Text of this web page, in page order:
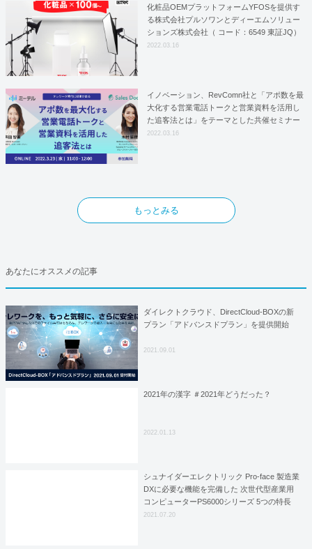
化粧品OEMプラットフォームYFOSを提供す
る株式会社プルソワンとディーエムソリュー
ションズ株式会社（ コード：6549 東証JQ）
はYFOSにおけるロジスティクスパートナー
2022.03.16
イノベーション、RevComn社と「アポ数を最
大化する営業電話トークと営業資料を活用し
た追客法とは」をテーマとした共催セミナー
を開催！
2022.03.16
もっとみる
あなたにオススメの記事
ダイレクトクラウド、DirectCloud-BOXの新
プラン「アドバンスドプラン」を提供開始
2021.09.01
2021年の漢字 ＃2021年どうだった？
2022.01.13
シュナイダーエレクトリック Pro-face 製造業
DXに必要な機能を完備した 次世代型産業用
コンピューターPS6000シリーズ 5つの特長
【前編】
2021.07.20